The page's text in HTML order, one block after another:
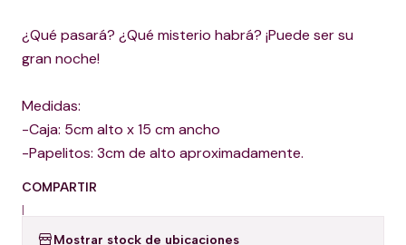
¿Qué pasará? ¿Qué misterio habrá? ¡Puede ser su
gran noche!
Medidas:
-Caja: 5cm alto x 15 cm ancho
-Papelitos: 3cm de alto aproximadamente.
COMPARTIR
|
Mostrar stock de ubicaciones